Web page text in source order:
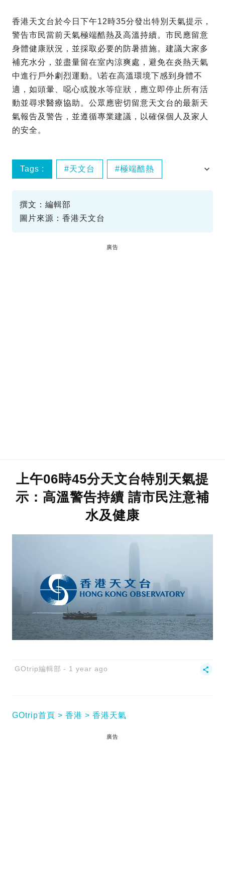
香港天文台於今日下午12時35分發出特別天氣提示，
警告市民當前天氣極端酷熱及高溫持續。市民應留意
身體健康狀況，並採取必要的防暑措施。建議大家多
補充水分，並盡量留在室內涼爽處，避免在炎熱天氣
中進行戶外劇烈運動。\若在高溫環境下感到身體不
適，如頭暈、噁心或脫水等症狀，應立即停止所有活
動並尋求醫療協助。公眾應密切留意天文台的最新天
氣報告及警告，並遵循專業建議，以確保個人及家人
的安全。
Tags : 天文台 極端酷熱
撰文：編輯部
圖片來源：香港天文台
廣告
上午06時45分天文台特別天氣提
示：高溫警告持續 請市民注意補
水及健康
GOtrip編輯部 1 year ago
GOtrip首頁 香港 香港天氣
廣告